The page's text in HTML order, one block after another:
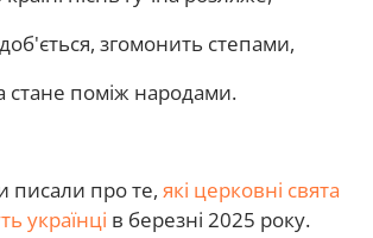
згомонить степами,
стане поміж народами.
писали про те, які церковні свята
українці в березні 2025 року.